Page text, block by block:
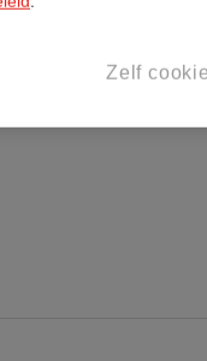
Zelf